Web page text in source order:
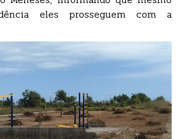
eles prosseguem com a